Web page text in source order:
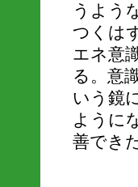
うよう
つくは
エネ意
る。意
いう鏡
ように
善でき